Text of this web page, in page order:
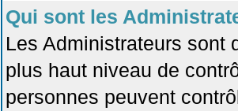
Qui sont les
Les Administrateurs sont
plus haut niveau de
personnes peuvent